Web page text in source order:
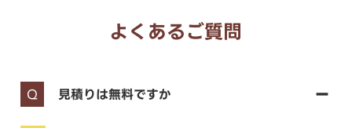
よくあるご質問
見積りは無料ですか